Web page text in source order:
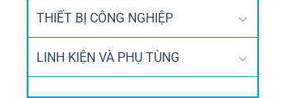
THIẾT BỊ CÔNG NGHIỆP
LINH KIỆN VÀ PHỤ TÙNG